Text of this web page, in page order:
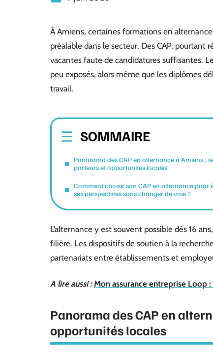
À Amiens, certaines formations en
préalable dans le secteur. Des CAP,
vacantes faute de candidatures suffisantes.
peu exposés, alors même que les diplômes
travail.
SOMMAIRE
Panorama des CAP en alternance à Amiens :
porteurs et opportunités locales
Comment choisir son CAP en alternance pour
ses perspectives sans changer de voie ?
L’alternance y est souvent possible dès 16
filière. Les dispositifs de soutien à la
partenariats entre établissements et
A lire aussi : Mon assurance entreprise Loop
Panorama des CAP en
opportunités locales